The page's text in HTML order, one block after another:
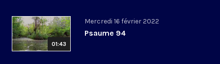
01:43
Mercredi 16 février 2022
Psaume 94